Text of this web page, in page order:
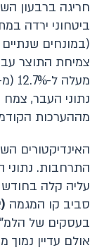
חריגה ברבעון
(במונחים שנתיים
מההערכות
האינדיקטורים
התרחבות. נתוני
עליה קלה בחודש
סביב קו המגמה
בעסקים של הלמ"ס
אולם עדיין